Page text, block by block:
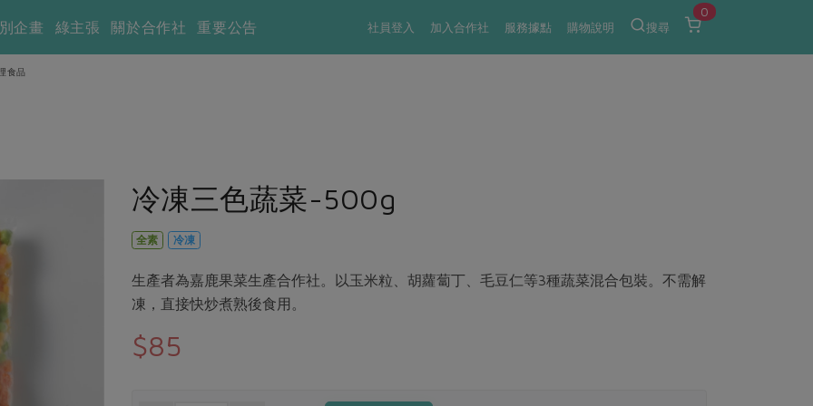
社員登入 加入合作社 服務據點 購物說明 搜尋
0
企畫 綠主張 關於合作社 重要公告
食品
冷凍三色蔬菜-500g
全素 冷凍
生產者為嘉鹿果菜生產合作社。以玉米粒、胡蘿蔔丁、毛豆仁等3種蔬菜混合包裝。不需解
凍，直接快炒煮熟後食用。
$85